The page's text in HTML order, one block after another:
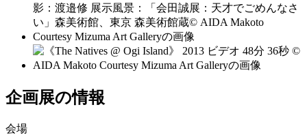
企画展の情報
会場